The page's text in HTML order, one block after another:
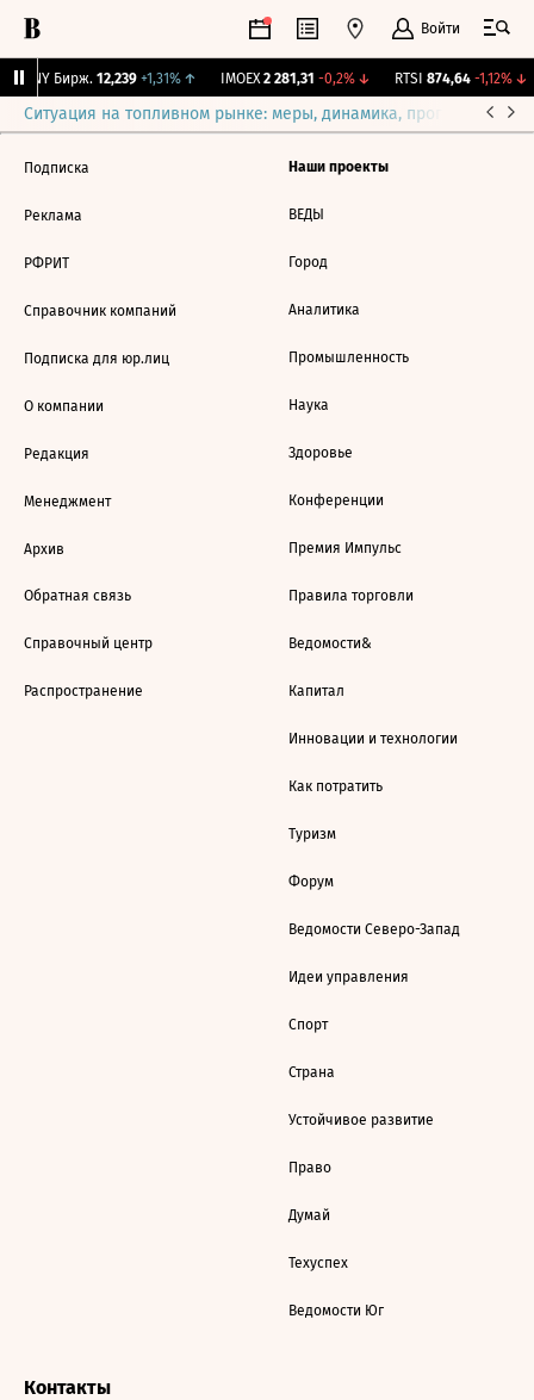
Войти
CNY Бирж. 12,239 +1,31%↑ IMOEX 2 281,31 -0,2%↓ RTSI 874,64 -1,12%↓
Ситуация на топливном рынке: меры, динамика, прогнозы
Подписка
Реклама
РФРИТ
Справочник компаний
Подписка для юр.лиц
О компании
Редакция
Менеджмент
Архив
Обратная связь
Справочный центр
Распространение
Наши проекты
ВЕДЫ
Город
Аналитика
Промышленность
Наука
Здоровье
Конференции
Премия Импульс
Правила торговли
Ведомости&
Капитал
Инновации и технологии
Как потратить
Туризм
Форум
Ведомости Северо-Запад
Идеи управления
Спорт
Страна
Устойчивое развитие
Право
Думай
Техуспех
Ведомости Юг
Контакты